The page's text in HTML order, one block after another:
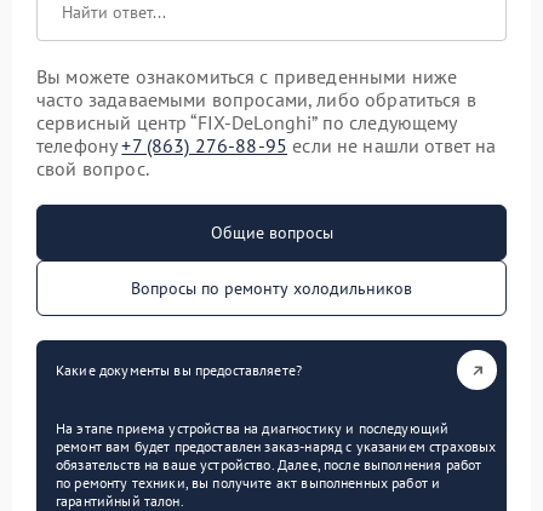
Вы можете ознакомиться с приведенными ниже
часто задаваемыми вопросами, либо обратиться в
сервисный центр “FIX-DeLonghi” по следующему
телефону+7 (863) 276-88-95 если не нашли ответ на
свой вопрос.
Общие вопросы
Вопросы по ремонту холодильников
Какие документы вы предоставляете?
На этапе приема устройства на диагностику и последующий
ремонт вам будет предоставлен заказ-наряд с указанием страховых
обязательств на ваше устройство. Далее, после выполнения работ
по ремонту техники, вы получите акт выполненных работ и
гарантийный талон.